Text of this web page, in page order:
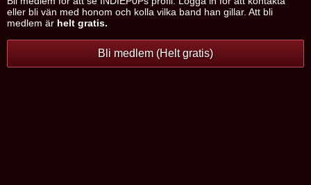
eller bli vän med honom och kolla vilka band han gillar. Att bli
medlem är helt gratis.
Bli medlem (Helt gratis)